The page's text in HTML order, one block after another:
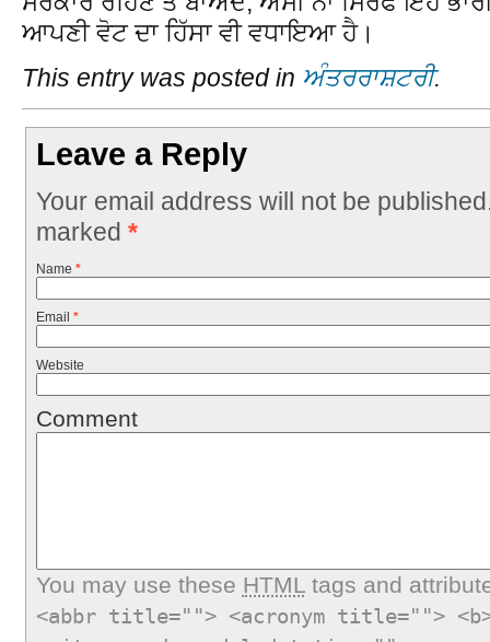
ਆਪਣੀ ਵੋਟ ਦਾ ਹਿੱਸਾ ਵੀ ਵਧਾਇਆ ਹੈ।
This entry was posted in ਅੰਤਰਰਾਸ਼ਟਰੀ.
Leave a Reply
Your email address will not be
marked *
Name *
Email *
Website
Comment
You may use these HTMLtags and
<abbr title=""> <acronym title="">